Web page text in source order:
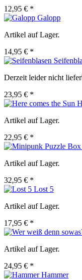
12,95 € *
Galopp
Artikel auf Lager.
14,95 € *
Derzeit leider nicht
23,95 € *
Artikel auf Lager.
22,95 € *
Artikel auf Lager.
32,95 € *
Lost 5
Artikel auf Lager.
17,95 € *
Artikel auf Lager.
24,95 € *
Hammer